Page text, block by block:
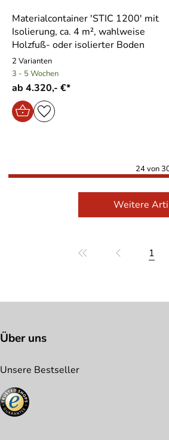
Materialcontainer ′STIC 1200′ mit
Isolierung, ca. 4 m², wahlweise
Holzfuß- oder isolierter Boden
2 Varianten
3 - 5 Wochen
ab 4.320,- €*
24 von
Weitere
1
Über uns
Unsere Bestseller